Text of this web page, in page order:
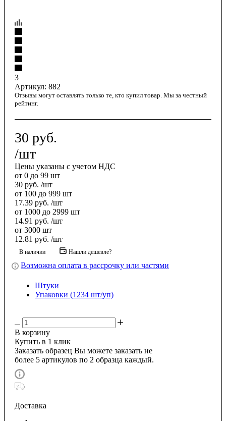
3
Артикул: 882
Отзывы могут оставлять только те, кто купил товар. Мы за честный
рейтинг.
30 руб.
/шт
Цены указаны с учетом НДС
от 0 до 99 шт
30 руб. /шт
от 100 до 999 шт
17.39 руб. /шт
от 1000 до 2999 шт
14.91 руб. /шт
от 3000 шт
12.81 руб. /шт
В наличии Нашли дешевле?
Возможна оплата в рассрочку или частями
Штуки
Упаковки (1234 шт/уп)
В корзину
Купить в 1 клик
Заказать образец Вы можете заказать не
более 5 артикулов по 2 образца каждый.
Доставка